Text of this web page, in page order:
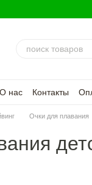
О нас Контакты
Очки для плавания